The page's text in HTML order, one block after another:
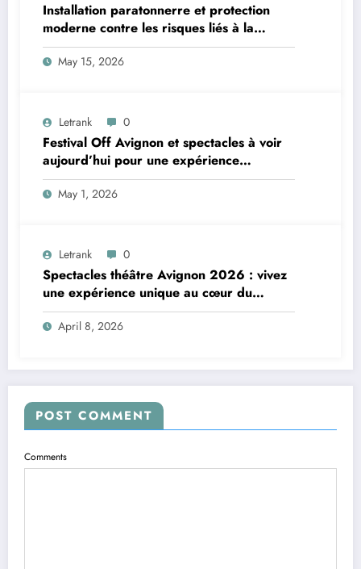
Installation paratonnerre et protection
moderne contre les risques liés à la
foudre
May 15, 2026
Letrank 0
Festival Off Avignon et spectacles à voir
aujourd’hui pour une expérience
théâtrale unique
May 1, 2026
Letrank 0
Spectacles théâtre Avignon 2026 : vivez
une expérience unique au cœur du
Festival Off
April 8, 2026
POST COMMENT
Comments